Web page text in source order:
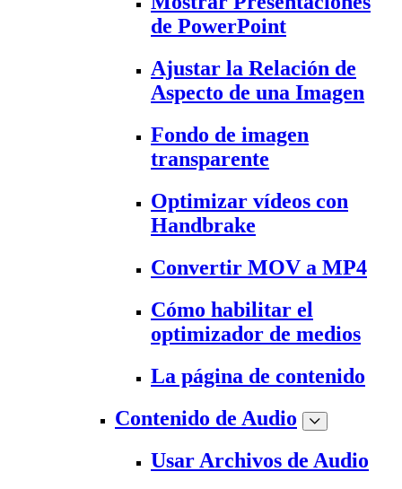
de PowerPoint
Ajustar la Relación de
Aspecto de una Imagen
Fondo de imagen
transparente
Optimizar vídeos con
Handbrake
Convertir MOV a MP4
Cómo habilitar el
optimizador de medios
La página de contenido
Contenido de Audio
Usar Archivos de Audio